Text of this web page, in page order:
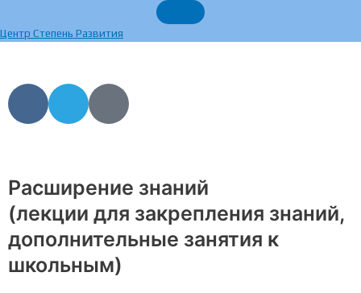
Центр Степень Развития
содержимому
V
T
r
a
m
Y
x
Расширение знаний
(лекции для закрепления знаний,
дополнительные занятия к
школьным)